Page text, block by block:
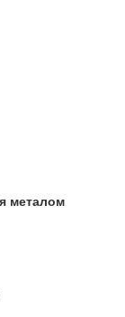
металом